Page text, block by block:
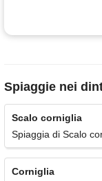
Spiaggie nei
Scalo corniglia
Spiaggia di Scalo
Corniglia